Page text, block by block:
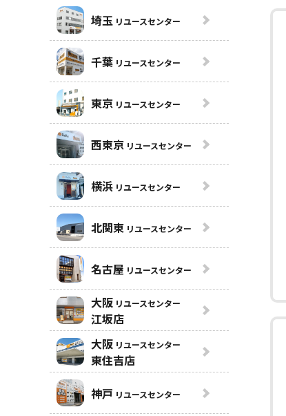
埼玉 リユースセンター
千葉 リユースセンター
東京 リユースセンター
西東京 リユースセンター
横浜 リユースセンター
北関東 リユースセンター
名古屋 リユースセンター
大阪 リユースセンター
江坂店
大阪 リユースセンター
東住吉店
神戸 リユースセンター